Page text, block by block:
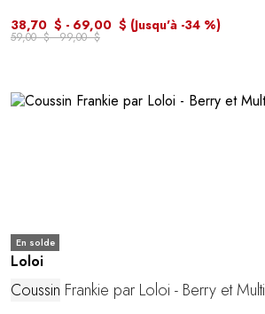
38,70 $ - 69,00 $ (Jusqu'à -34 %)
59,00 $ - 99,00 $
En solde
Loloi
Coussin Frankie par Loloi - Berry et Multi